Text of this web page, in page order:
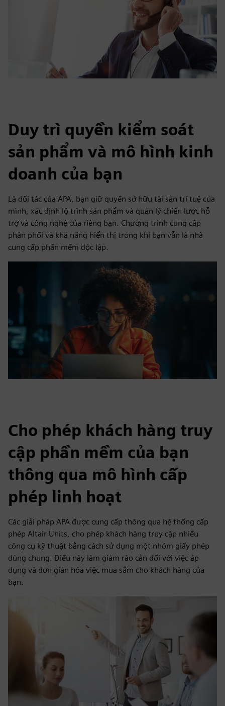
Duy trì quyền kiểm soát
sản phẩm và mô hình kinh
doanh của bạn
Là đối tác của APA, bạn giữ quyền sở hữu tài sản trí tuệ của
mình, xác định lộ trình sản phẩm và quản lý chiến lược hỗ
trợ và công nghệ của riêng bạn. Chương trình cung cấp
phân phối và khả năng hiển thị trong khi bạn vẫn là nhà
cung cấp phần mềm độc lập.
Cho phép khách hàng truy
cập phần mềm của bạn
thông qua mô hình cấp
phép linh hoạt
Các giải pháp APA được cung cấp thông qua hệ thống cấp
phép Altair Units, cho phép khách hàng truy cập nhiều
công cụ kỹ thuật bằng cách sử dụng một nhóm giấy phép
dùng chung. Điều này làm giảm rào cản đối với việc áp
dụng và đơn giản hóa việc mua sắm cho khách hàng của
bạn.